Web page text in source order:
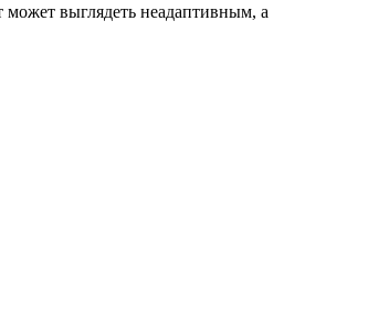
может выглядеть неадаптивным, а